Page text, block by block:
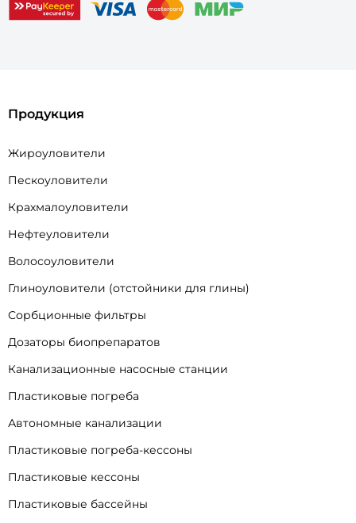
Продукция
Жироуловители
Пескоуловители
Крахмалоуловители
Нефтеуловители
Волосоуловители
Глиноуловители (отстойники для глины)
Сорбционные фильтры
Дозаторы биопрепаратов
Канализационные насосные станции
Пластиковые погреба
Автономные канализации
Пластиковые погреба-кессоны
Пластиковые кессоны
Пластиковые бассейны